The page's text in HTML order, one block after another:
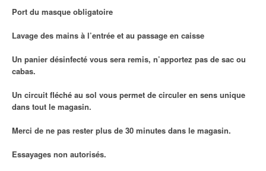
Port du masque obligatoire
Lavage des mains à l’entrée et au passage en caisse
Un panier désinfecté vous sera remis, n’apportez pas de sac ou
cabas.
Un circuit fléché au sol vous permet de circuler en sens unique
dans tout le magasin.
Merci de ne pas rester plus de 30 minutes dans le magasin.
Essayages non autorisés.